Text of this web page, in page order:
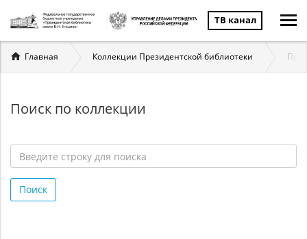
ТВ канал
Вы
здесь
Главная Коллекции Президентской библиотеки
Поиск по коллекции
строку
для
Поиск